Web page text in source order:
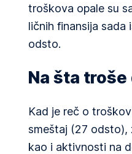
troškova opale su
ličnih finansija
odsto.
Na šta troše
Kad je reč o
smeštaj (27 odsto),
kao i aktivnosti na